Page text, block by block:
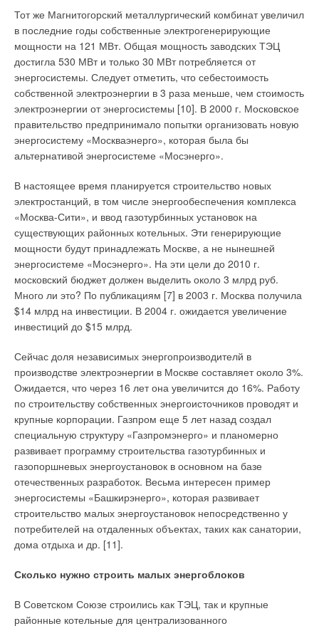
Тот же Магнитогорский металлургический комбинат увеличил
в последние годы собственные электрогенерирующие
мощности на 121 МВт. Общая мощность заводских ТЭЦ
достигла 530 МВт и только 30 МВт потребляется от
энергосистемы. Следует отметить, что себестоимость
собственной электроэнергии в 3 раза меньше, чем стоимость
электроэнергии от энергосистемы [10]. В 2000 г. Московское
правительство предпринимало попытки организовать новую
энергосистему «Москваэнерго», которая была бы
альтернативой энергосистеме «Мосэнерго».
В настоящее время планируется строительство новых
электростанций, в том числе энергообеспечения комплекса
«Москва-Сити», и ввод газотурбинных установок на
существующих районных котельных. Эти генерирующие
мощности будут принадлежать Москве, а не нынешней
энергосистеме «Мосэнерго». На эти цели до 2010 г.
московский бюджет должен выделить около 3 млрд руб.
Много ли это? По публикациям [7] в 2003 г. Москва получила
$14 млрд на инвестиции. В 2004 г. ожидается увеличение
инвестиций до $15 млрд.
Сейчас доля независимых энергопроизводителй в
производстве электроэнергии в Москве составляет около 3%.
Ожидается, что через 16 лет она увеличится до 16%. Работу
по строительству собственных энергоисточников проводят и
крупные корпорации. Газпром еще 5 лет назад создал
специальную структуру «Газпромэнерго» и планомерно
развивает программу строительства газотурбинных и
газопоршневых энергоустановок в основном на базе
отечественных разработок. Весьма интересен пример
энергосистемы «Башкирэнерго», которая развивает
строительство малых энергоустановок непосредственно у
потребителей на отдаленных объектах, таких как санатории,
дома отдыха и др. [11].
Сколько нужно строить малых энергоблоков
В Советском Союзе строились как ТЭЦ, так и крупные
районные котельные для централизованного
тенденций роста цен на энергоносители составят затраты
именно на электроэнергию. Есть и фактор так называемого
долгого присутствия на рынке. Надо сказать, на
оборудовании GRUNDFOS работают многие предприятия
России. В нашем референц-листе есть и уникальные
объекты, такие как система пожаротушения Большого Театра
в Москве или Храм Христа Спасителя. Из субъективных
факторов приведу один, но, несомненно, самый важный: на
GRUNDFOS работает сплоченная команда фанатично
преданных своему делу людей. Мы быстро растем. На
сегодняшний день ООО «ГРУНДФОС» — это 16
региональных представительств по России и более 110
человек. ООО «ГРУНДФОС» — это полноценная,
сбалансированная, динамично развивающаяся
профессиональная структура, которая представлена
отделами продаж, сервиса, маркетинга и логистики. Если
учесть, что еще несколько лет назад GRUNDFOS в России
был представлен всего одним региональным
представительством и десятком человек, то на фоне
сегодняшних лидирующих позиций компании в России
динамика эта, конечно, показательная.
— А сколько всего сотрудников работают в холдинге
GRUNDFOS во всем мире?
— Около 14 тыс. человек.
— У компании «ГРУНДФОС» один из самых больших
стендов на выставке «Экватэк-2004», и это первая
выставка «Экватэк», на которой GRUNDFOS
представлен исключительно российской дочерней
компанией. Расскажите, пожалуйста, об этом.
— На протяжении нескольких лет эта выставка не являлась
для GRUNDFOS приоритетной, а в этом году она стала
основной. Это объясняется тем, что несколько лет назад в
стала представлять на мировом рынке оборудование
принципиально нового уровня мощностей, применяемых в
промышленных системах водоснабжения и канализации